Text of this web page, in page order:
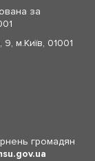
за
м.Київ, 01001
громадян